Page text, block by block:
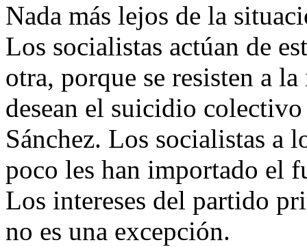
Nada más lejos de la
Los socialistas actúan de
otra, porque se resisten a
desean el suicidio
Sánchez. Los socialistas a
poco les han importado el
Los intereses del partido
no es una excepción.